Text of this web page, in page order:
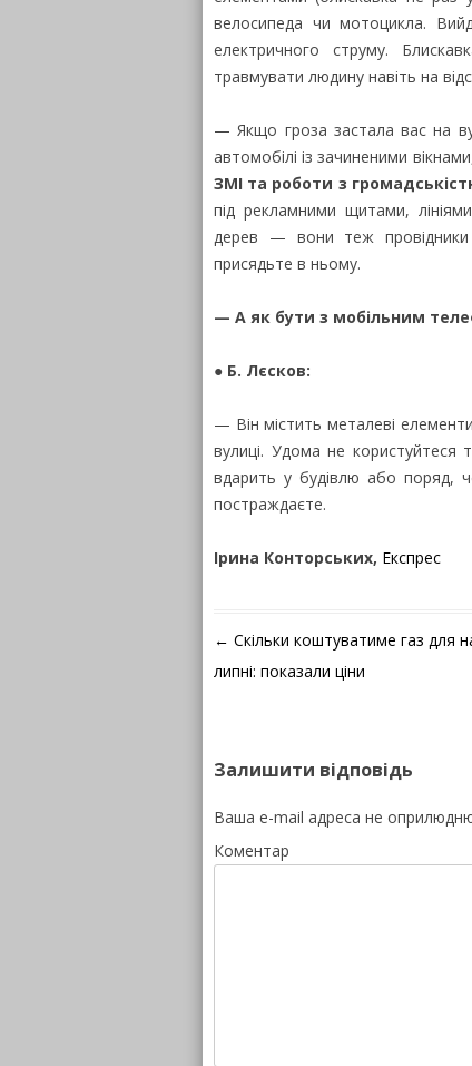
велосипеда чи мотоцикла.
електричного струму.
травмувати людину навіть на
— Якщо гроза застала вас на
автомобілі із зачиненими
ЗМІ та роботи з
під рекламними щитами,
дерев — вони теж провідники
присядьте в ньому.
— А як бути з мобільним
● Б. Лєсков:
— Він містить металеві
вулиці. Удома не
вдарить у будівлю або поряд,
постраждаєте.
Ірина Конторських, Експрес
Навігація по запису
← Скільки коштуватиме газ для
липні: показали ціни
Залишити відповідь
Ваша e-mail адреса не
Коментар